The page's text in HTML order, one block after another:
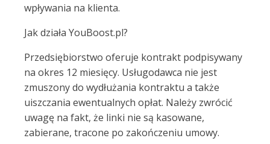
wpływania na klienta.
Jak działa YouBoost.pl?
Przedsiębiorstwo oferuje kontrakt podpisywany
na okres 12 miesięcy. Usługodawca nie jest
zmuszony do wydłużania kontraktu a także
uiszczania ewentualnych opłat. Należy zwrócić
uwagę na fakt, że linki nie są kasowane,
zabierane, tracone po zakończeniu umowy.